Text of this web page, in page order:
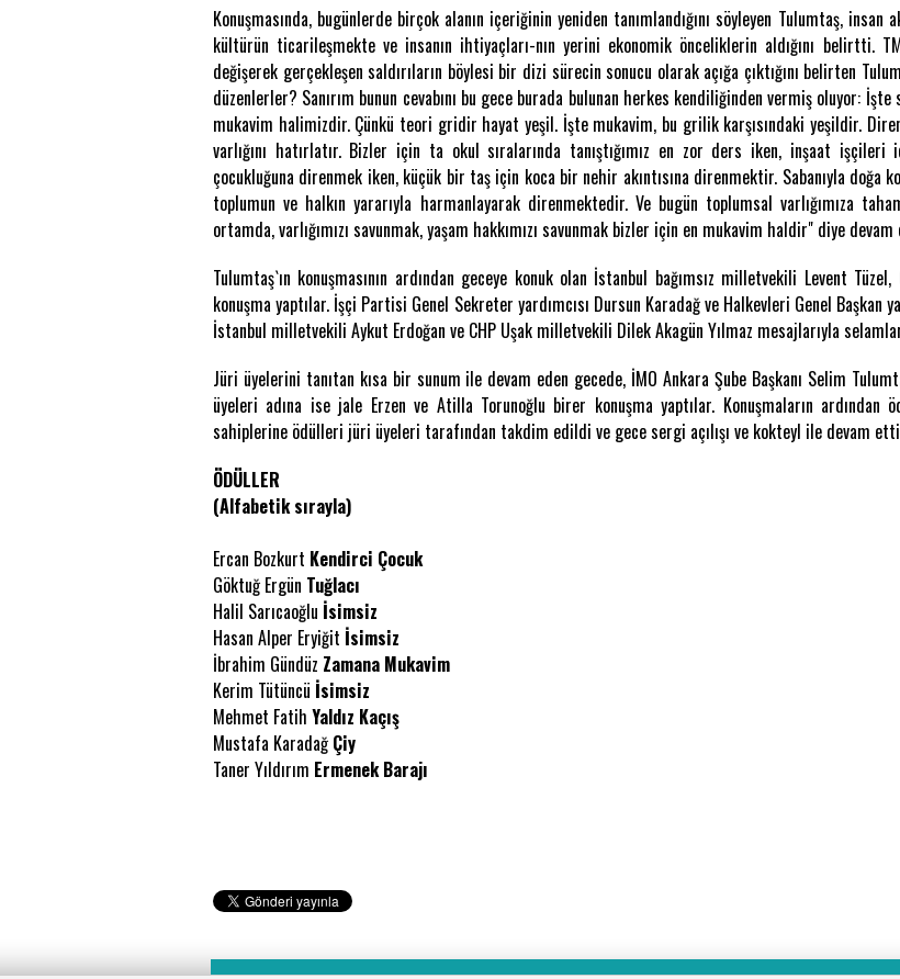
Konuşmasında, bugünlerde birçok alanın içeriğinin yeniden tanımlandığını söyleyen Tulumtaş,
kültürün ticarileşmekte ve insanın ihtiyaçları-nın yerini ekonomik önceliklerin aldığını belirtti.
değişerek gerçekleşen saldırıların böylesi bir dizi sürecin sonucu olarak açığa çıktığını belirten
düzenlerler? Sanırım bunun cevabını bu gece burada bulunan herkes kendiliğinden vermiş oluyor: İşte
mukavim halimizdir. Çünkü teori gridir hayat yeşil. İşte mukavim, bu grilik karşısındaki yeşildir.
varlığını hatırlatır. Bizler için ta okul sıralarında tanıştığımız en zor ders iken, inşaat
çocukluğuna direnmek iken, küçük bir taş için koca bir nehir akıntısına direnmektir. Sabanıyla doğa
toplumun ve halkın yararıyla harmanlayarak direnmektedir. Ve bugün toplumsal varlığımıza
ortamda, varlığımızı savunmak, yaşam hakkımızı savunmak bizler için en mukavim haldir" diye
Tulumtaş`ın konuşmasının ardından geceye konuk olan İstanbul bağımsız milletvekili Levent
konuşma yaptılar. İşçi Partisi Genel Sekreter yardımcısı Dursun Karadağ ve Halkevleri Genel Başkan
İstanbul milletvekili Aykut Erdoğan ve CHP Uşak milletvekili Dilek Akagün Yılmaz mesajlarıyla
Jüri üyelerini tanıtan kısa bir sunum ile devam eden gecede, İMO Ankara Şube Başkanı Selim
üyeleri adına ise jale Erzen ve Atilla Torunoğlu birer konuşma yaptılar. Konuşmaların
sahiplerine ödülleri jüri üyeleri tarafından takdim edildi ve gece sergi açılışı ve kokteyl ile devam
ÖDÜLLER
(Alfabetik sırayla)
Ercan Bozkurt Kendirci Çocuk
Göktuğ Ergün Tuğlacı
Halil Sarıcaoğlu İsimsiz
Hasan Alper Eryiğit İsimsiz
İbrahim Gündüz Zamana Mukavim
Kerim Tütüncü İsimsiz
Mehmet Fatih Yaldız Kaçış
Mustafa Karadağ Çiy
Taner Yıldırım Ermenek Barajı